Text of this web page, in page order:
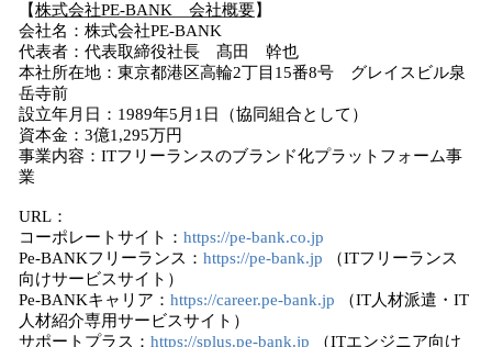
【株式会社PE-BANK 会社概要】
会社名：株式会社PE-BANK
代表者：代表取締役社長 髙田 幹也
本社所在地：東京都港区高輪2丁目15番8号 グレイスビル泉
岳寺前
設立年月日：1989年5月1日（協同組合として）
資本金：3億1,295万円
事業内容：ITフリーランスのブランド化プラットフォーム事
業
URL：
コーポレートサイト： https://pe-bank.co.jp
Pe-BANKフリーランス： https://pe-bank.jp （ITフリーランス
向けサービスサイト）
Pe-BANKキャリア： https://career.pe-bank.jp （IT人材派遣・IT
人材紹介専用サービスサイト）
サポートプラス： https://splus.pe-bank.jp （ITエンジニア向け